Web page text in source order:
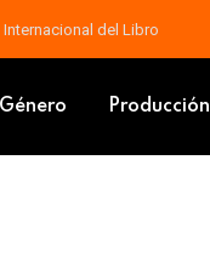
Género Producción